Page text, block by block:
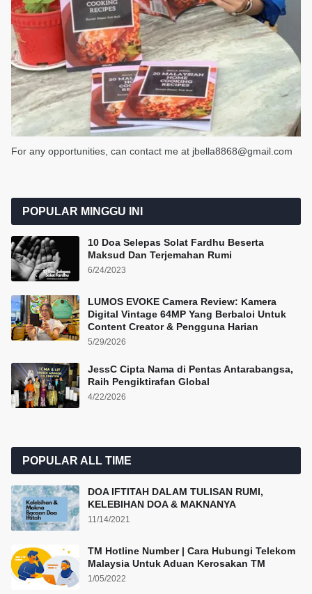
For any opportunities, can contact me at jbella8868@gmail.com
POPULAR MINGGU INI
10 Doa Selepas Solat Fardhu Beserta
Maksud Dan Terjemahan Rumi
6/24/2023
LUMOS EVOKE Camera Review: Kamera
Digital Vintage 64MP Yang Berbaloi Untuk
Content Creator & Pengguna Harian
5/29/2026
JessC Cipta Nama di Pentas Antarabangsa,
Raih Pengiktirafan Global
4/22/2026
POPULAR ALL TIME
DOA IFTITAH DALAM TULISAN RUMI,
KELEBIHAN DOA & MAKNANYA
11/14/2021
TM Hotline Number | Cara Hubungi Telekom
Malaysia Untuk Aduan Kerosakan TM
1/05/2022